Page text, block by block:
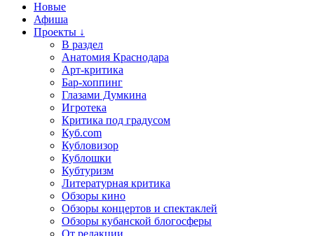
Новые
Афиша
Проекты ↓
В раздел
Анатомия Краснодара
Арт-критика
Бар-хоппинг
Глазами Думкина
Игротека
Критика под градусом
Куб.com
Кубловизор
Кублошки
Кубтуризм
Литературная критика
Обзоры кино
Обзоры концертов и спектаклей
Обзоры кубанской блогосферы
От редакции